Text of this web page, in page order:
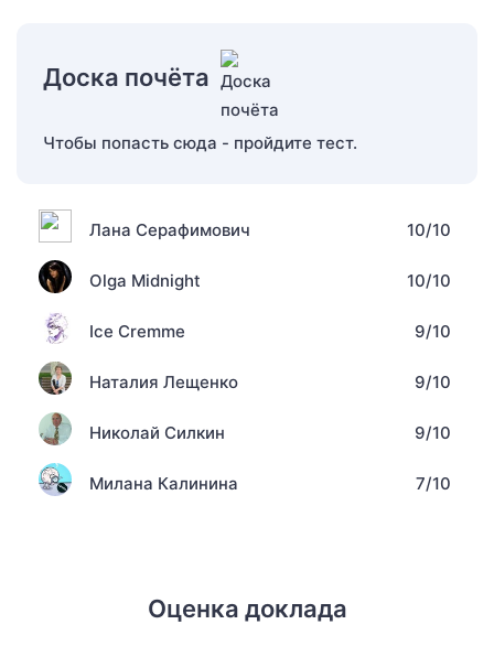
Доска почёта
Чтобы попасть сюда - пройдите тест.
Лана Серафимович 10/10
Olga Midnight 10/10
Ice Cremme 9/10
Наталия Лещенко 9/10
Николай Силкин 9/10
Милана Калинина 7/10
Оценка доклада